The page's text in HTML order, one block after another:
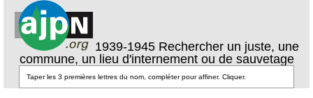
1939-1945 Rechercher un juste, une
commune, un lieu d'internement ou de sauvetage